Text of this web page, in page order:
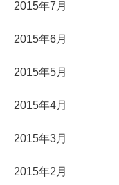
2015年7月
2015年6月
2015年5月
2015年4月
2015年3月
2015年2月